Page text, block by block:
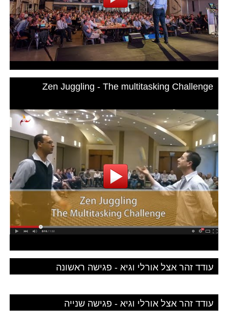
Zen Juggling - The multitasking Challenge
עודד זהר אצל אורלי וגיא - פגישה ראשונה
עודד זהר אצל אורלי וגיא - פגישה שנייה